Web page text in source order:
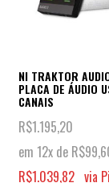
NI TRAKTOR
PLACA DE ÁUDIO
CANAIS
R$1.195,20
em 12x de R$
R$1.039,82 via